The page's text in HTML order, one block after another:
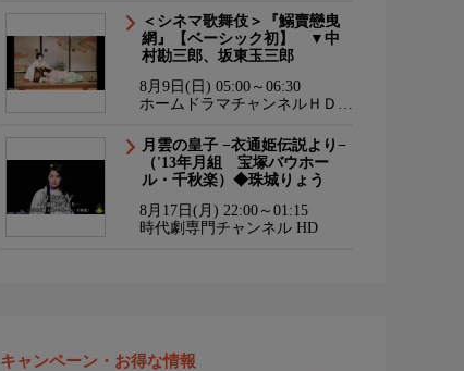
＜シネマ歌舞伎＞『鰯賣戀曳
網』【ベーシック初】 ▼中
村勘三郎、坂東玉三郎
8月9日(日) 05:00～06:30
ホームドラマチャンネルＨＤ
月雲の皇子 −衣通姫伝説より−
（'13年月組 宝塚バウホー
ル・千秋楽）◆珠城りょう
8月17日(月) 22:00～01:15
時代劇専門チャンネル HD
キャンペーン・お得な情報